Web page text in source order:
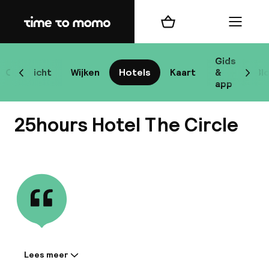
Home
Overzicht Wijken Hotels Kaart
Gids
&
app
Scroll naar links
Winkelmand Menu
25hours Hotel The Circle
Informatie gedeeld door de
Lees meer